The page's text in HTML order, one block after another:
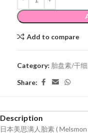
Add to compare
Category: 胎盘素/干
Share:
Description
日本美思满人胎素 ( Melsmon